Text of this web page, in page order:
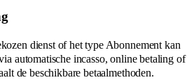
dienst of het type Abonnement kan
automatische incasso, online betaling of
de beschikbare betaalmethoden.